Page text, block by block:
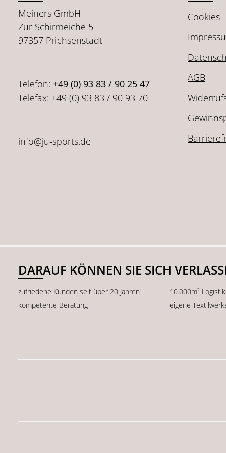
Meiners GmbH
Zur Schirmeiche 5
97357 Prichsenstadt
Telefon: +49 (0) 93 83 / 90 25 47
Telefax: +49 (0) 93 83 / 90 93 70
info@ju-sports.de
Cookies
AGB
DARAUF KÖNNEN SIE SICH
zufriedene Kunden seit über 20 Jahren
10.000m²
kompetente Beratung
eigene